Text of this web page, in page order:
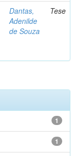
Dantas,
Adenilde
de Souza
Tese
1
1